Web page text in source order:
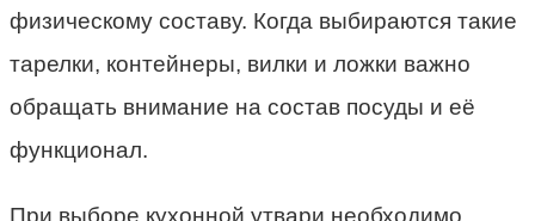
физическому составу. Когда выбираются такие
тарелки, контейнеры, вилки и ложки важно
обращать внимание на состав посуды и её
функционал.
При выборе кухонной утвари необходимо